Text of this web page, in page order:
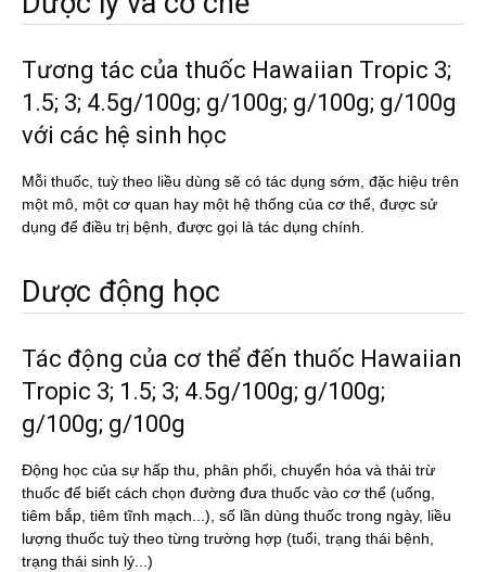
Tương tác của thuốc Hawaiian Tropic 3;
1.5; 3; 4.5g/100g; g/100g; g/100g; g/100g
với các hệ sinh học
Mỗi thuốc, tuỳ theo liều dùng sẽ có tác dụng sớm, đặc hiệu trên
một mô, một cơ quan hay một hệ thống của cơ thể, được sử
dụng để điều trị bệnh, được gọi là tác dụng chính.
Dược động học
Tác động của cơ thể đến thuốc Hawaiian
Tropic 3; 1.5; 3; 4.5g/100g; g/100g;
g/100g; g/100g
Động học của sự hấp thu, phân phối, chuyển hóa và thải trừ
thuốc để biết cách chọn đường đưa thuốc vào cơ thể (uống,
tiêm bắp, tiêm tĩnh mạch...), số lần dùng thuốc trong ngày, liều
lượng thuốc tuỳ theo từng trường hợp (tuổi, trạng thái bệnh,
trạng thái sinh lý...)